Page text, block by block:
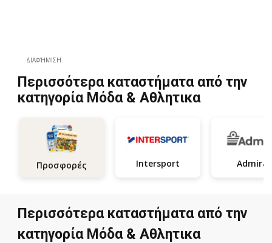
ΔΙΑΦΉΜΙΣΗ
Περισσότερα καταστήματα από την
κατηγορία Μόδα & Aθλητικα
Προσφορές Intersport Admiral
Περισσότερα καταστήματα από την
κατηγορία Μόδα & Aθλητικα